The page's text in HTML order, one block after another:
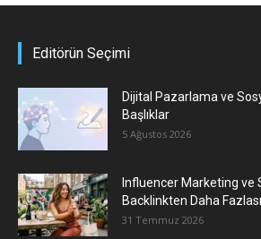
Editörün Seçimi
Dijital Pazarlama ve
Başlıklar
5 Ağustos 2026
Influencer Marketing ve
Backlinkten Daha Fazlası
31 Temmuz 2026